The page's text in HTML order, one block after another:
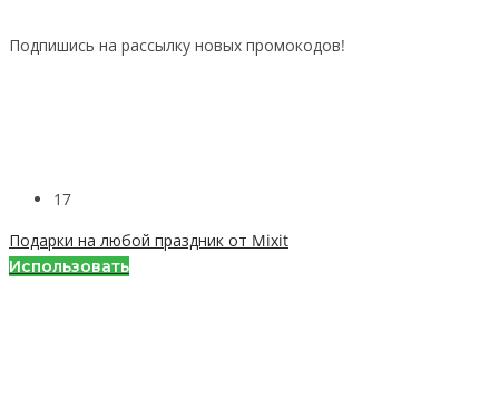
Подпишись на рассылку новых промокодов!
17
Подарки на любой праздник от Mixit
Использовать